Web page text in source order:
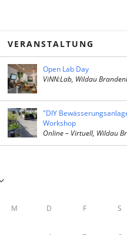
IMPRINT
VERANSTALTUNG
Open Lab Day
ViNN:Lab, Wildau
"DIY
Workshop
Online – Virtuell, Wildau
M D F S